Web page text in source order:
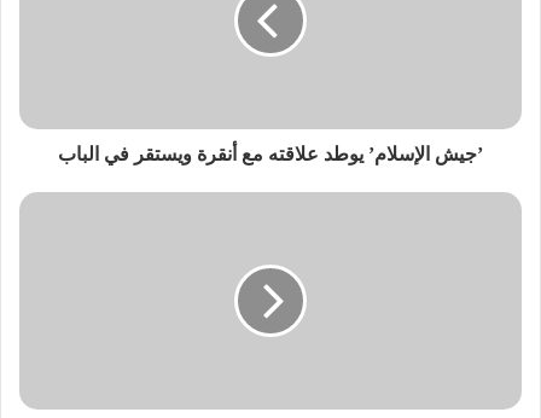
’جيش الإسلام’ يوطد علاقته مع أنقرة ويستقر في الباب